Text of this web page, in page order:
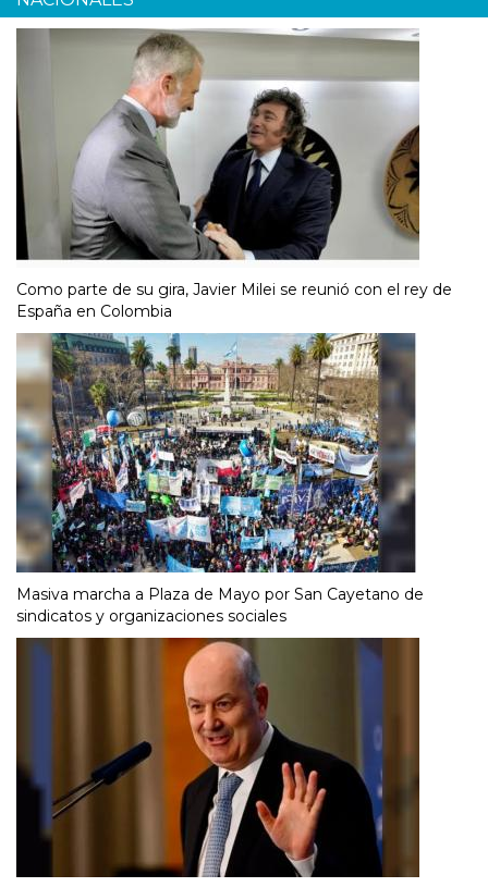
Como parte de su gira, Javier Milei se reunió con el rey de
España en Colombia
Masiva marcha a Plaza de Mayo por San Cayetano de
sindicatos y organizaciones sociales